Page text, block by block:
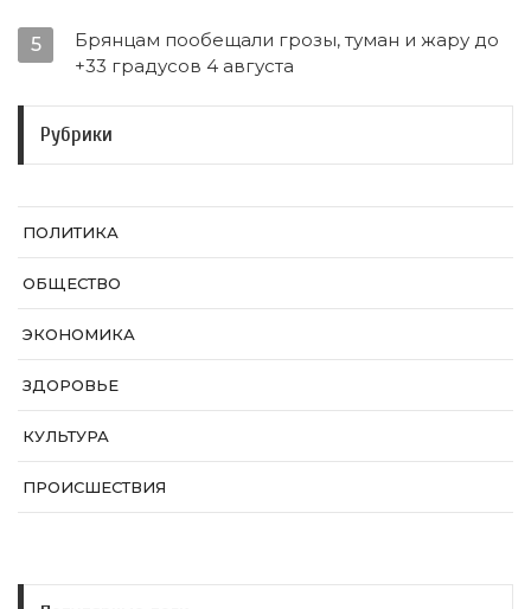
5
Брянцам пообещали грозы, туман и жару до
+33 градусов 4 августа
Рубрики
ПОЛИТИКА
ОБЩЕСТВО
ЭКОНОМИКА
ЗДОРОВЬЕ
КУЛЬТУРА
ПРОИСШЕСТВИЯ